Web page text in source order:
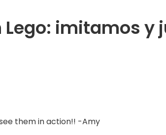
imitamos y
them in action!! -Amy